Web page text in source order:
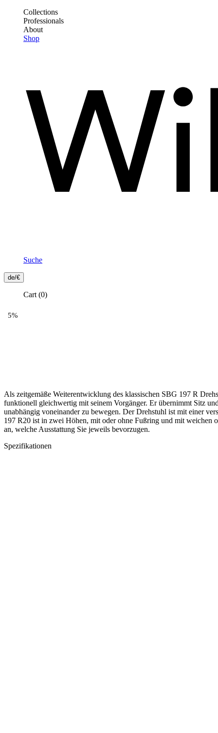
Frontend
Header
Collections
Professionals
About
Shop
Frontend
Header
Secondary
Menu
Suche
de/€
Cart (0)
Als zeitgemäße Weiterentwicklung des klassischen SBG 197 R
funktionell gleichwertig mit seinem Vorgänger. Er übernimmt Sitz
unabhängig voneinander zu bewegen. Der Drehstuhl ist mit einer
197 R20 ist in zwei Höhen, mit oder ohne Fußring und mit weichen
an, welche Ausstattung Sie jeweils bevorzugen.
Spezifikationen